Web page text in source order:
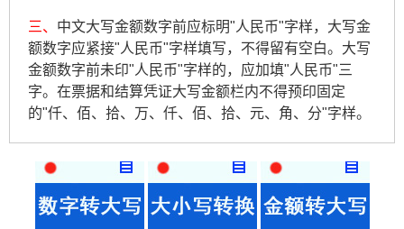
三、 中文大写金额数字前应标明"人民币"字样，大写金
额数字应紧接"人民币"字样填写，不得留有空白。大写
金额数字前未印"人民币"字样的，应加填"人民币"三
字。在票据和结算凭证大写金额栏内不得预印固定
的"仟、佰、拾、万、仟、佰、拾、元、角、分"字样。